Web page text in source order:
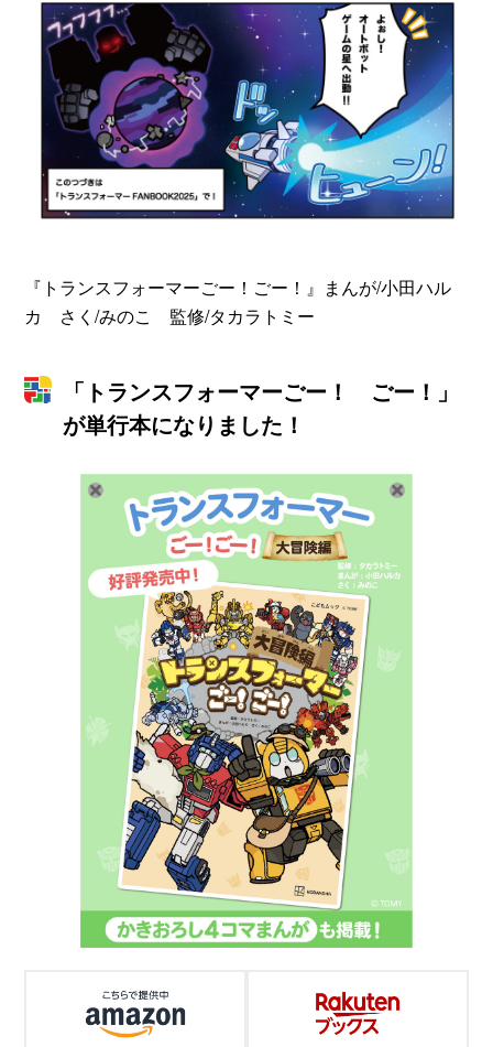
『トランスフォーマーごー！ごー！』まんが/小田ハル
カ さく/みのこ 監修/タカラトミー
「トランスフォーマーごー！ ごー！」
が単行本になりました！